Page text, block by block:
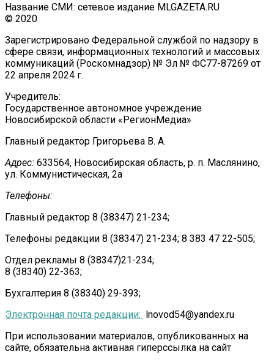
Название СМИ: сетевое издание MLGAZETA.RU
© 2020
Зарегистрировано Федеральной службой по надзору в
сфере связи, информационных технологий и массовых
коммуникаций (Роскомнадзор) № Эл № ФС77-87269 от
22 апреля 2024 г.
Учредитель:
Государственное автономное учреждение
Новосибирской области «РегионМедиа»
Главный редактор Григорьева В. А.
Адрес: 633564, Новосибирская область, р. п. Маслянино,
ул. Коммунистическая, 2а
Телефоны:
Главный редактор 8 (38347) 21-234;
Телефоны редакции 8 (38347) 21-234; 8 383 47 22-505;
Отдел рекламы 8 (38347)21-234;
8 (38340) 22-363;
Бухгалтерия 8 (38340) 29-393;
Электронная почта редакции: lnovod54@yandex.ru
При использовании материалов, опубликованных на
сайте, обязательна активная гиперссылка на сайт